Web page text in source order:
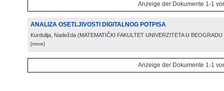
Anzeige der Dokumente 1-1
ANALIZA OSETLJIVOSTI DIGITALNOG POTPISA
Kurdulija, Nadežda (MATEMATIČKI FAKULTET UNIVERZITETA U BEOGRADU
[more]
Anzeige der Dokumente 1-1